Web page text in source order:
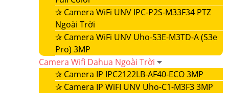
✰ Camera WiFi UNV IPC-P2S-M33F34 PTZ
Ngoài Trời
✰ Camera WiFi UNV Uho-S3E-M3TD-A (S3e
Pro) 3MP
Camera Wifi Dahua Ngoài Trời
✰ Camera IP IPC2122LB-AF40-ECO 3MP
✰ Camera IP WiFI UNV Uho-C1-M3F3 3MP